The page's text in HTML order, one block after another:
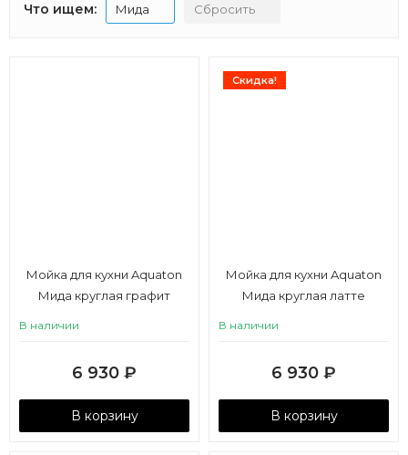
Что ищем: Мида Сбросить
Мойка для кухни Aquaton
Мида круглая графит
В наличии
6 930 ₽
В корзину
Скидка!
Мойка для кухни Aquaton
Мида круглая латте
В наличии
6 930 ₽
В корзину